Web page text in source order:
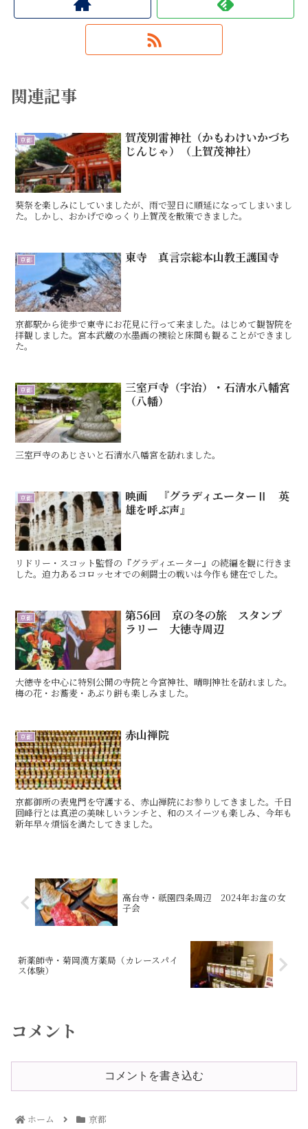
関連記事
京都
賀茂別雷神社（かもわけいかづち
じんじゃ）（上賀茂神社）
葵祭を楽しみにしていましたが、雨で翌日に順延になってしまいまし
た。しかし、おかげでゆっくり上賀茂を散策できました。
京都 東寺 真言宗総本山教王護国寺
京都駅から徒歩で東寺にお花見に行って来ました。はじめて観智院を
拝観しました。宮本武蔵の水墨画の襖絵と床間も観ることができまし
た。
京都
三室戸寺（宇治）・石清水八幡宮
（八幡）
三室戸寺のあじさいと石清水八幡宮を訪れました。
京都
映画 『グラディエーターⅡ 英
雄を呼ぶ声』
リドリー・スコット監督の『グラディエーター』の続編を観に行きま
した。迫力あるコロッセオでの剣闘士の戦いは今作も健在でした。
京都
第56回 京の冬の旅 スタンプ
ラリー 大徳寺周辺
大徳寺を中心に特別公開の寺院と今宮神社、晴明神社を訪れました。
梅の花・お蕎麦・あぶり餅も楽しみました。
京都 赤山禅院
京都御所の表鬼門を守護する、赤山禅院にお参りしてきました。千日
回峰行とは真逆の美味しいランチと、和のスイーツも楽しみ、今年も
新年早々煩悩を満たしてきました。
高台寺・祇園四条周辺 2024年お盆の女
子会
新薬師寺・菊岡漢方薬局（カレースパイ
ス体験）
コメント
コメントを書き込む
ホーム 京都